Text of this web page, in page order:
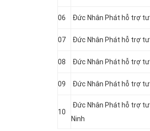
06 Đức Nhân Phát hỗ trợ
07 Đức Nhân Phát hỗ trợ tư
08 Đức Nhân Phát hỗ trợ
09 Đức Nhân Phát hỗ trợ
10
Đức Nhân Phát hỗ trợ
Ninh